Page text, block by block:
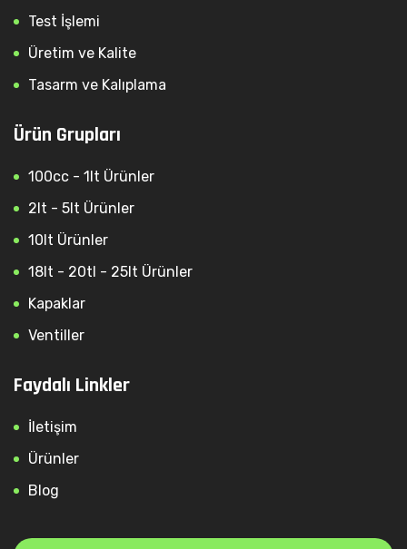
Test İşlemi
Üretim ve Kalite
Tasarm ve Kalıplama
Ürün Grupları
100cc - 1lt Ürünler
2lt - 5lt Ürünler
10lt Ürünler
18lt - 20tl - 25lt Ürünler
Kapaklar
Ventiller
Faydalı Linkler
İletişim
Ürünler
Blog